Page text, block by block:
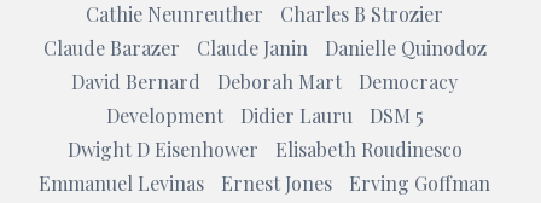
Cathie Neunreuther
Charles B Strozier
Claude Barazer
Claude Janin
Danielle Quinodoz
David Bernard
Deborah Mart
Democracy
Development
Didier Lauru
DSM 5
Dwight D Eisenhower
Elisabeth Roudinesco
Emmanuel Levinas
Ernest Jones
Erving Goffman